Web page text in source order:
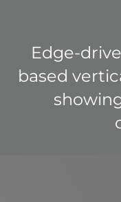
Edge-
based